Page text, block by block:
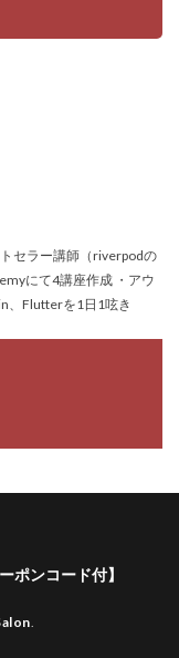
セラー講師（riverpodの
にて4講座作成 ・アウ
、Flutterを1日1呟き
ンコード付】
.